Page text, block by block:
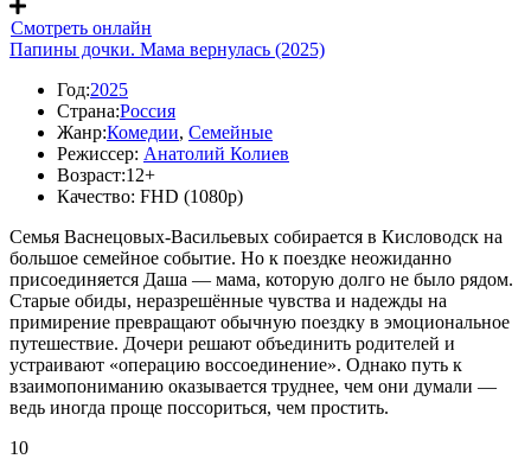
Смотреть онлайн
Папины дочки. Мама вернулась (2025)
Год:2025
Страна:Россия
Жанр:Комедии, Семейные
Режиссер: Анатолий Колиев
Возраст:12+
Качество: FHD (1080p)
Семья Васнецовых-Васильевых собирается в Кисловодск на
большое семейное событие. Но к поездке неожиданно
присоединяется Даша — мама, которую долго не было рядом.
Старые обиды, неразрешённые чувства и надежды на
примирение превращают обычную поездку в эмоциональное
путешествие. Дочери решают объединить родителей и
устраивают «операцию воссоединение». Однако путь к
взаимопониманию оказывается труднее, чем они думали —
ведь иногда проще поссориться, чем простить.
10